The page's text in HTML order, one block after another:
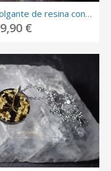
Colgante de resina con margarita.
€